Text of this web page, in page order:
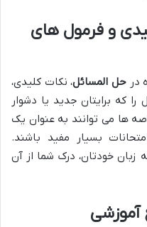
و فرمول های
درحل المسائل، نکات کلیدی،
که برایتان جدید یا دشوار
ها می توانند به عنوان یک
بسیار مفید باشند.
زبان خودتان، درک شما از آن
آموزشی